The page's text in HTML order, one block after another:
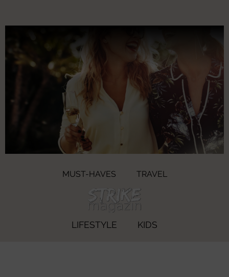
MUST-HAVES TRAVEL
LIFESTYLE KIDS